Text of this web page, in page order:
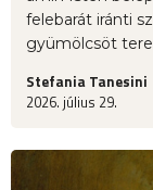
felebarát iránti
gyümölcsöt
Stefania Tanesini
2026. július 29.